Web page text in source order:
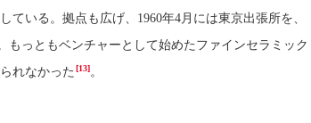
ている。拠点も広げ、1960年4月には東京出張所を、
もっともベンチャーとして始めたファインセラミック
れなかった [13]。